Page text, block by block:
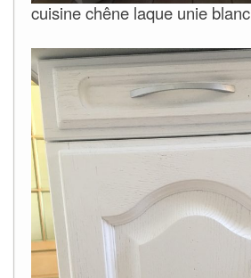
cuisine chêne laque unie blanc